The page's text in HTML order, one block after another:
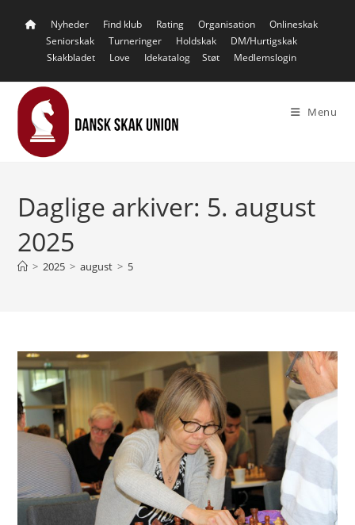
Nyheder Find klub Rating Organisation
Onlineskak
Seniorskak
Turneringer Holdskak
DM/Hurtigskak
Skakbladet
Love Idekatalog Støt Medlemslogin
Menu
Daglige arkiver: 5. august
2025
> 2025 > august > 5